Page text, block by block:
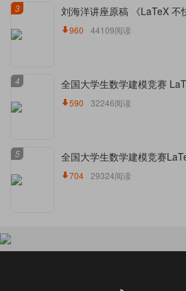
3 刘海洋讲座原稿 《LaTeX 不
960 44109阅读
4 全国大学生数学建模竞赛
590 32246阅读
5 全国大学生数学建模竞赛
704 29324阅读